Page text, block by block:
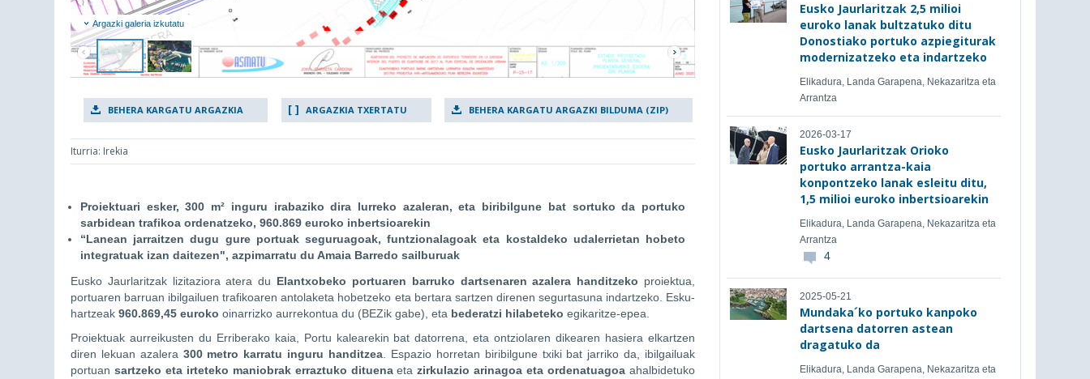
Argazki galeria izkutatu
BEHERA KARGATU ARGAZKIA ARGAZKIA TXERTATU BEHERA KARGATU ARGAZKI BILDUMA (ZIP)
Iturria: Irekia
Proiektuari esker, 300 m² inguru irabaziko dira lurreko azaleran, eta biribilgune bat sortuko da portuko
sarbidean trafikoa ordenatzeko, 960.869 euroko inbertsioarekin
“Lanean jarraitzen dugu gure portuak seguruagoak, funtzionalagoak eta kostaldeko udalerrietan hobeto
integratuak izan daitezen", azpimarratu du Amaia Barredo sailburuak
Eusko Jaurlaritzak lizitaziora atera du Elantxobeko portuaren barruko dartsenaren azalera handitzeko proiektua,
portuaren barruan ibilgailuen trafikoaren antolaketa hobetzeko eta bertara sartzen direnen segurtasuna indartzeko. Esku-
hartzeak 960.869,45 euroko oinarrizko aurrekontua du (BEZik gabe), eta bederatzi hilabeteko egikaritze-epea.
Proiektuak aurreikusten du Erriberako kaia, Portu kalearekin bat datorrena, eta ontziolaren dikearen hasiera elkartzen
diren lekuan azalera 300 metro karratu inguru handitzea . Espazio horretan biribilgune txiki bat jarriko da, ibilgailuak
portuan sartzeko eta irteteko maniobrak erraztuko dituenaetazirkulazio arinagoa eta ordenatuagoa ahalbidetuko
Eusko Jaurlaritzak 2,5 milioi
euroko lanak bultzatuko ditu
Donostiako portuko azpiegiturak
modernizatzeko eta indartzeko
Elikadura, Landa Garapena, Nekazaritza eta
Arrantza
2026-03-17
Eusko Jaurlaritzak Orioko
portuko arrantza-kaia
konpontzeko lanak esleitu ditu,
1,5 milioi euroko inbertsioarekin
Elikadura, Landa Garapena, Nekazaritza eta
Arrantza
4
2025-05-21
Mundaka´ko portuko kanpoko
dartsena datorren astean
dragatuko da
Elikadura, Landa Garapena, Nekazaritza eta